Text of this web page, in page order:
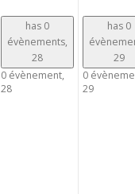
has 0
évènements,
28
0 évènement,
28
has 0
29
0
29